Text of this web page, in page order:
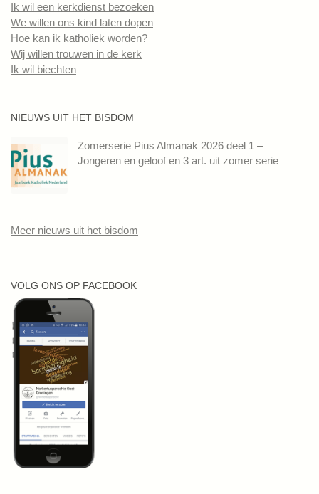
Ik wil een kerkdienst bezoeken
We willen ons kind laten dopen
Hoe kan ik katholiek worden?
Wij willen trouwen in de kerk
Ik wil biechten
NIEUWS UIT HET BISDOM
Zomerserie Pius Almanak 2026 deel 1 –
Jongeren en geloof en 3 art. uit zomer serie
Meer nieuws uit het bisdom
VOLG ONS OP FACEBOOK